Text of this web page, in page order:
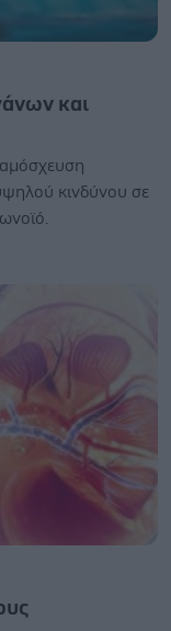
και
κινδύνου σε